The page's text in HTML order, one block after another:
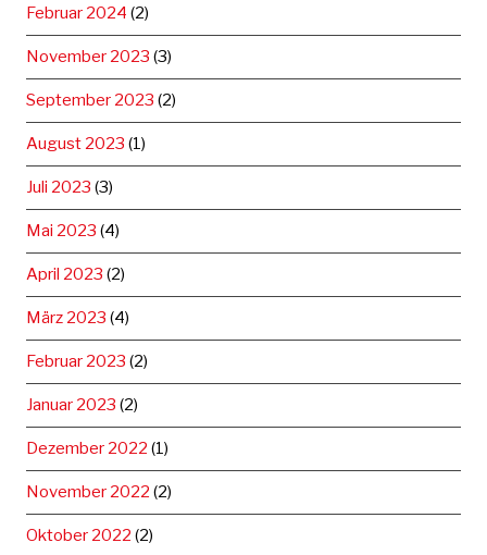
Februar 2024 (2)
November 2023 (3)
September 2023 (2)
August 2023 (1)
Juli 2023 (3)
Mai 2023 (4)
April 2023 (2)
März 2023 (4)
Februar 2023 (2)
Januar 2023 (2)
Dezember 2022 (1)
November 2022 (2)
Oktober 2022 (2)